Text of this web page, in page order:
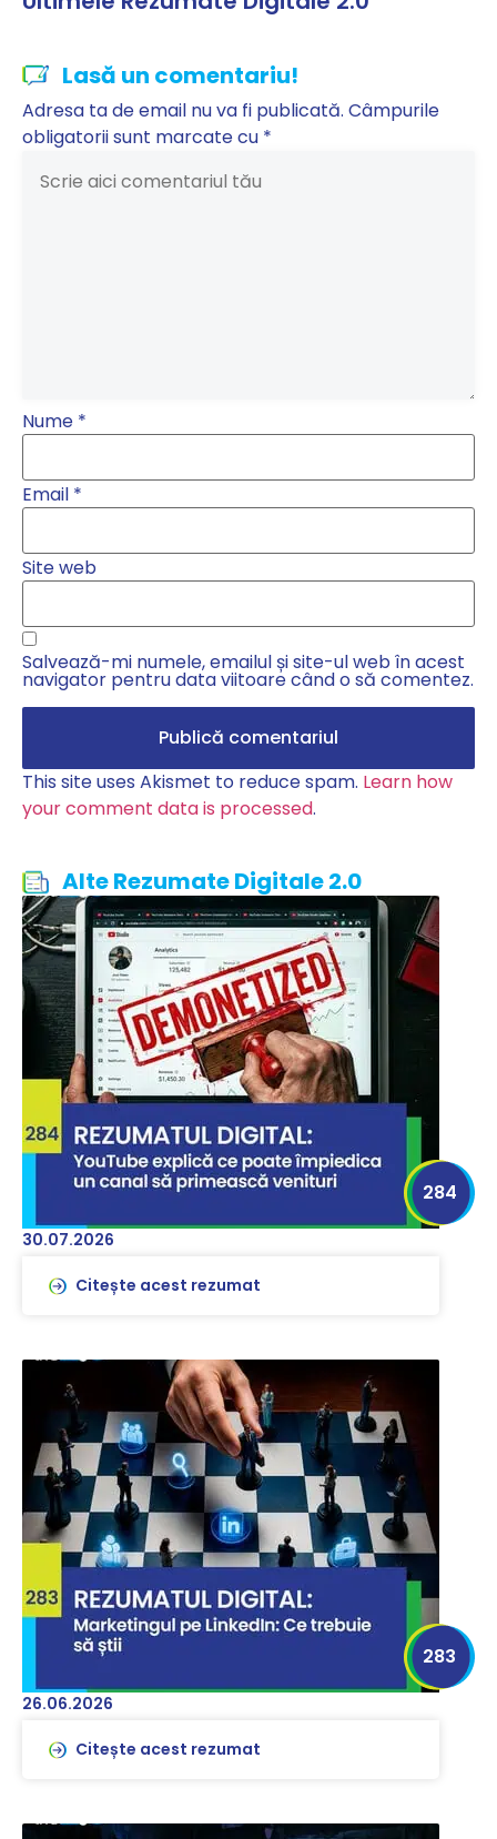
Lasă un comentariu!
Adresa ta de email nu va fi publicată. Câmpurile
obligatorii sunt marcate cu *
Nume *
Email *
Site web
Salvează-mi numele, emailul și site-ul web în acest
navigator pentru data viitoare când o să comentez.
This site uses Akismet to reduce spam. Learn how
your comment data is processed.
Alte Rezumate Digitale 2.0
30.07.2026
284
Citește acest rezumat
26.06.2026
283
Citește acest rezumat